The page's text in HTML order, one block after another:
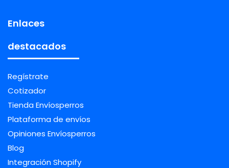
Enlaces
destacados
Regístrate
Cotizador
Tienda Envíosperros
Plataforma de envíos
Opiniones Envíosperros
Blog
Integración Shopify